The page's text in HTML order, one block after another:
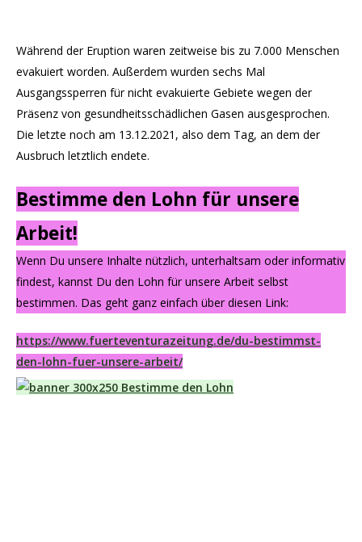
Während der Eruption waren zeitweise bis zu 7.000 Menschen
evakuiert worden. Außerdem wurden sechs Mal
Ausgangssperren für nicht evakuierte Gebiete wegen der
Präsenz von gesundheitsschädlichen Gasen ausgesprochen.
Die letzte noch am 13.12.2021, also dem Tag, an dem der
Ausbruch letztlich endete.
Bestimme den Lohn für unsere
Arbeit!
Wenn Du unsere Inhalte nützlich, unterhaltsam oder informativ
findest, kannst Du den Lohn für unsere Arbeit selbst
bestimmen. Das geht ganz einfach über diesen Link:
https://www.fuerteventurazeitung.de/du-bestimmst-
den-lohn-fuer-unsere-arbeit/